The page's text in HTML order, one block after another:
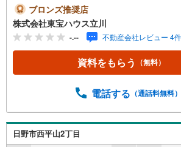
す【営業時間 9:00～19:00】上記時
すくなっております。人気物件には
するため、お早めにお電話ください
する」ボタンよりご予約いただくと
す。ご見学の際は車でお迎えに上
立川のポイント】◆住宅ローンはお
の銀行で借りるとお得なの？・適切
いいの？◆ファイナンシャルプラン
するあらゆるご相談を承ります。・
レーション・生活収支の資金の流れ
ブロンズ推奨店
株式会社東宝ハウス立川
-.-- 不動産会社レビュー 4件
資料をもらう （無料）
電話する （通話料無料）
日野市西平山2丁目